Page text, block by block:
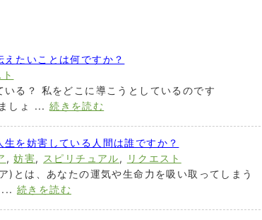
えたいことは何ですか？
る？ 私をどこに導こうとしているのです
ましょ ...続きを読む
を妨害している人間は誰ですか？
,妨害, スピリチュアル,
リクエスト
)とは、あなたの運気や生命力を吸い取ってしまう
... 続きを読む